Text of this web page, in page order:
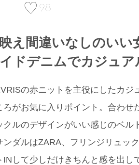
98
え間違いなしのいい
ドデニムでカジュ
の赤ニットを主役にしたカ
ろがお気に入りポイント。合わせ
クルのデザインがいい感じのベル
ンダルはZARA、フリンジリュッ
INして少しだけきちんと感を出し